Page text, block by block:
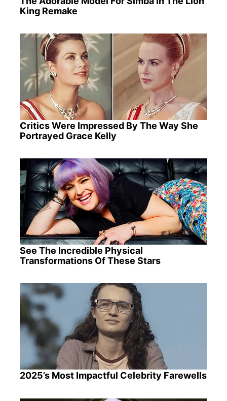
King Remake
Critics Were Impressed By The Way She
Portrayed Grace Kelly
See The Incredible Physical
Transformations Of These Stars
2025’s Most Impactful Celebrity Farewells